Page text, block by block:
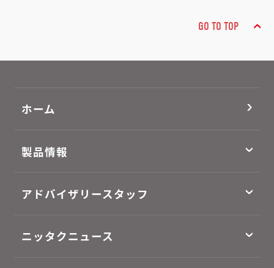
GO TO TOP
ホーム
製品情報
アドバイザリースタッフ
ニッタクニュース